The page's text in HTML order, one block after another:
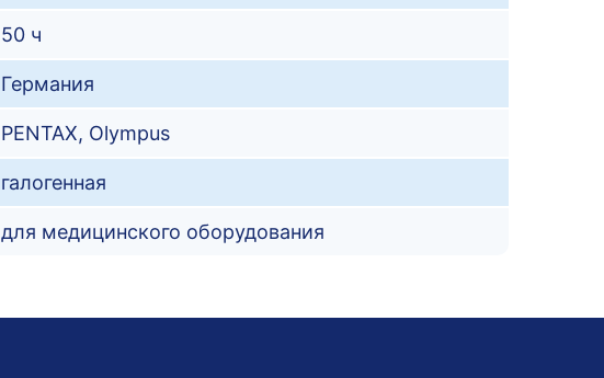
50 ч
Германия
PENTAX Olympus
галогенная
для медицинского оборудования